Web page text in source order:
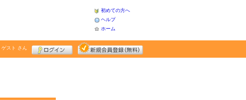
初めての方へ
ヘルプ
ホーム
ゲスト さん